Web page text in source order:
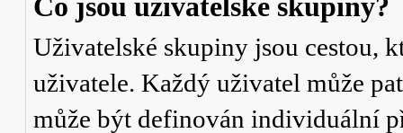
Co jsou uživatelské skupiny?
Uživatelské skupiny jsou cestou,
uživatele. Každý uživatel může
může být definován individuální